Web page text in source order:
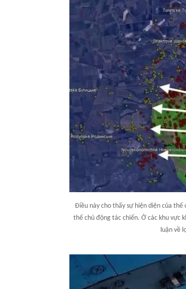
Điều này cho thấy sự hiện diện của
thế chủ động tác chiến. Ở các khu vực
luận về